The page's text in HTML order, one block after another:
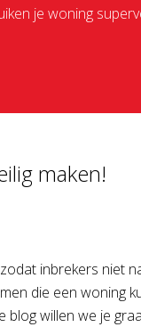
je woning
maken!
inbrekers niet
die een woning
blog willen we je